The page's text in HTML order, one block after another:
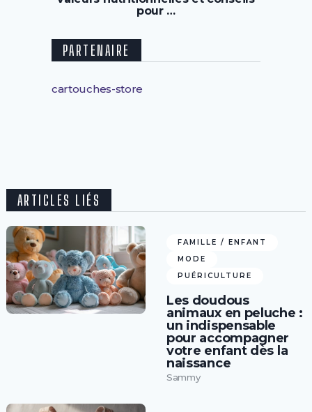
pour …
PARTENAIRE
cartouches-store
ARTICLES LIÉS
FAMILLE / ENFANT
MODE
PUÉRICULTURE
Les doudous
animaux en peluche :
un indispensable
pour accompagner
votre enfant dès la
naissance
Sammy